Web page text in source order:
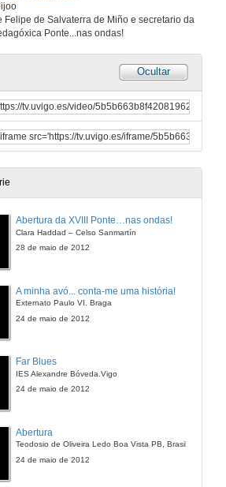
Felipe de Salvaterra de Miño e secretario da
Ponte...nas ondas!
Ocultar
Abertura da XVIII Ponte…nas ondas!
Clara Haddad – Celso Sanmartín
28 de maio de 2012
A minha avó... conta-me uma história!
Externato Paulo VI. Braga
24 de maio de 2012
Far Blues
IES Alexandre Bóveda.Vigo
24 de maio de 2012
Abertura
Teodosio de Oliveira Ledo Boa Vista PB, Brasil
24 de maio de 2012